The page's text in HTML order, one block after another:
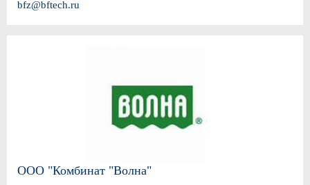
bfz@bftech.ru
ООО "Комбинат "Волна"